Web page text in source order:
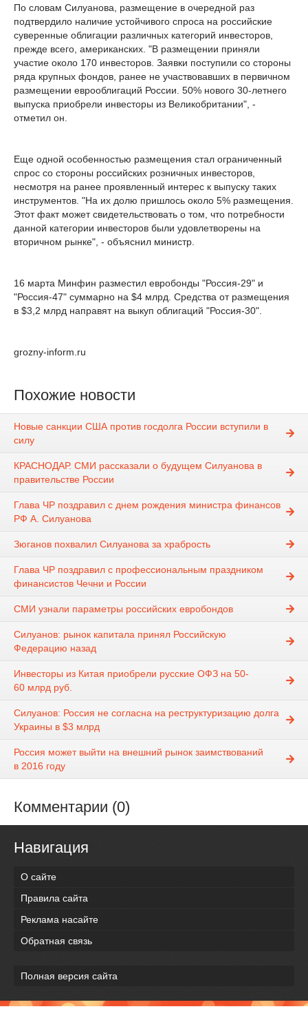
По словам Силуанова, размещение в очередной раз
подтвердило наличие устойчивого спроса на российские
суверенные облигации различных категорий инвесторов,
прежде всего, американских. "В размещении приняли
участие около 170 инвесторов. Заявки поступили со стороны
ряда крупных фондов, ранее не участвовавших в первичном
размещении еврооблигаций России. 50% нового 30-летнего
выпуска приобрели инвесторы из Великобритании", -
отметил он.
Еще одной особенностью размещения стал ограниченный
спрос со стороны российских розничных инвесторов,
несмотря на ранее проявленный интерес к выпуску таких
инструментов. "На их долю пришлось около 5% размещения.
Этот факт может свидетельствовать о том, что потребности
данной категории инвесторов были удовлетворены на
вторичном рынке", - объяснил министр.
16 марта Минфин разместил евробонды "Россия-29" и
"Россия-47" суммарно на $4 млрд. Средства от размещения
в $3,2 млрд направят на выкуп облигаций "Россия-30".
grozny-inform.ru
Похожие новости
Новые санкции США против госдолга России вступили в
силу
КРАСНОДАР. ​СМИ рассказали о будущем Силуанова в
правительстве России
Глава ЧР поздравил с днем рождения министра финансов
РФ А. Силуанова
Зюганов похвалил Силуанова за храбрость
Глава ЧР поздравил с профессиональным праздником
финансистов Чечни и России
СМИ узнали параметры российских евробондов
Силуанов: рынок капитала принял Российскую
Федерацию назад
Инвесторы из Китая приобрели русские ОФЗ на 50-
60 млрд руб.
Силуанов: Россия не согласна на реструктуризацию долга
Украины в $3 млрд
Россия может выйти на внешний рынок заимствований
в 2016 году
Комментарии (0)
Навигация
О сайте
Правила сайта
Реклама насайте
Обратная связь
Полная версия сайта